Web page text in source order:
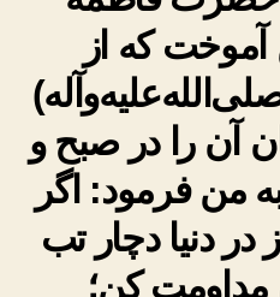
که از
آن را در صبح و
من فرمود: اگر
دنیا دچار تب
کن؛